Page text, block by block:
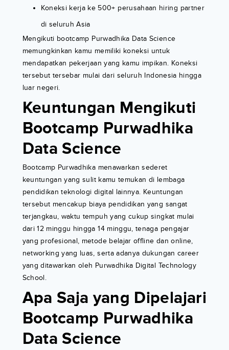
Koneksi kerja ke 500+ perusahaan hiring partner
di seluruh Asia
Mengikuti bootcamp Purwadhika Data Science
memungkinkan kamu memiliki koneksi untuk
mendapatkan pekerjaan yang kamu impikan. Koneksi
tersebut tersebar mulai dari seluruh Indonesia hingga
luar negeri.
Keuntungan Mengikuti
Bootcamp Purwadhika
Data Science
Bootcamp Purwadhika menawarkan sederet
keuntungan yang sulit kamu temukan di lembaga
pendidikan teknologi digital lainnya. Keuntungan
tersebut mencakup biaya pendidikan yang sangat
terjangkau, waktu tempuh yang cukup singkat mulai
dari 12 minggu hingga 14 minggu, tenaga pengajar
yang profesional, metode belajar offline dan online,
networking yang luas, serta adanya dukungan career
yang ditawarkan oleh Purwadhika Digital Technology
School.
Apa Saja yang Dipelajari
Bootcamp Purwadhika
Data Science